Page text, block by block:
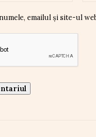
emailul și site-ul